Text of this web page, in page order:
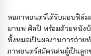
หอภาพยนตร์ได้รับมอบฟิล์ม
มานพ ศิลปี พร้อมด้วยหนัง
ทั้งหมดเป็นผลงานการถ่าย
ภาพยนตร์สมัครเล่นผู้เป็นลู